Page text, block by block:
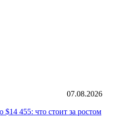
07.08.2026
$14 455: что стоит за ростом